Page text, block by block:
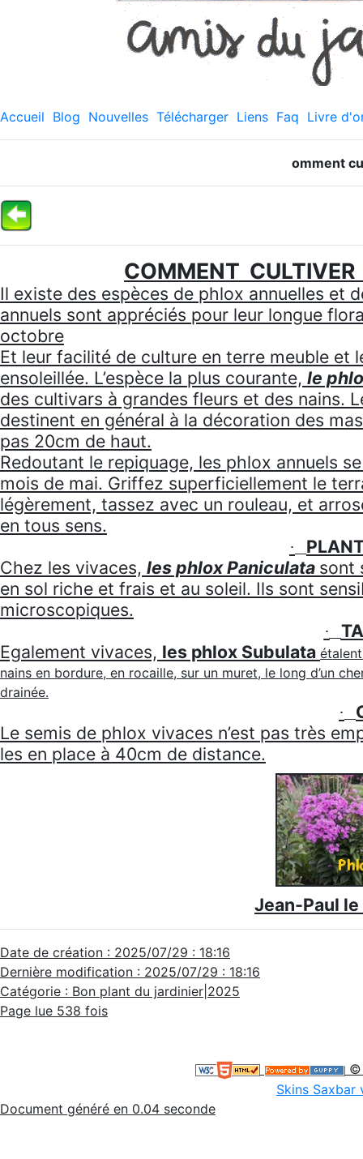
Accueil Blog Nouvelles Télécharger Liens Faq Livre
omment
COMMENT CULTIVER
Il existe des espèces de phlox annuelles et
annuels sont appréciés pour leur longue
octobre
Et leur facilité de culture en terre meuble et
ensoleillée. L’espèce la plus courante, le
des cultivars à grandes fleurs et des nains.
destinent en général à la décoration des
pas 20cm de haut.
Redoutant le repiquage, les phlox annuels
mois de mai. Griffez superficiellement le
légèrement, tassez avec un rouleau, et
en tous sens.
·
Chez les vivaces, les phlox Paniculata sont
en sol riche et frais et au soleil. Ils sont
microscopiques.
·
Egalement vivaces, les phlox Subulata
nains en bordure, en rocaille, sur un muret, le long d’un
drainée.
·
Le semis de phlox vivaces n’est pas très
les en place à 40cm de distance.
Jean-Paul
Date de création : 2025/07/29 : 18:16
Dernière modification : 2025/07/29 : 18:16
Catégorie : Bon plant du jardinier|2025
Page lue 538 fois
©
Skins Saxbar
Document généré en 0.04 seconde